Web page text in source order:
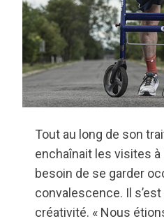
Tout au long de son
enchaînait les visites à
besoin de se garder
convalescence. Il
créativité. « Nous